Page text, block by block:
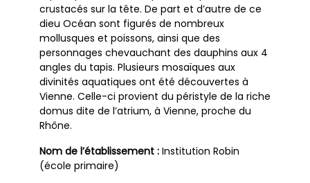
crustacés sur la tête. De part et d’autre de ce
dieu Océan sont figurés de nombreux
mollusques et poissons, ainsi que des
personnages chevauchant des dauphins aux 4
angles du tapis. Plusieurs mosaïques aux
divinités aquatiques ont été découvertes à
Vienne. Celle-ci provient du péristyle de la riche
domus dite de l’atrium, à Vienne, proche du
Rhône.
Nom de l’établissement : Institution Robin
(école primaire)